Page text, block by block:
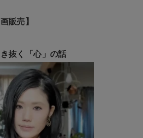
販売】
抜く「心」の話